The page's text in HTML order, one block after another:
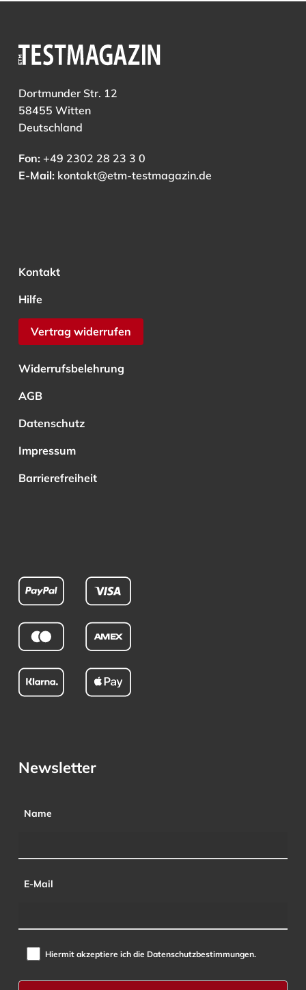
Dortmunder Str. 12
58455 Witten
Deutschland
Fon:+49 2302 28 23 3 0
E-Mail: kontakt@etm-testmagazin.de
Kontakt
Hilfe
Vertrag widerrufen
Widerrufsbelehrung
AGB
Datenschutz
Impressum
Barrierefreiheit
Newsletter
Name
E-Mail
Hiermit akzeptiere ich die Datenschutzbestimmungen.